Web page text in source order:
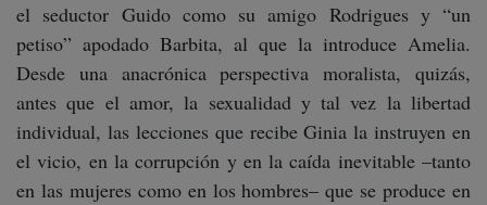
el seductor Guido como su amigo Rodrigues y “un
petiso” apodado Barbita, al que la introduce Amelia.
Desde una anacrónica perspectiva moralista, quizás,
antes que el amor, la sexualidad y tal vez la libertad
individual, las lecciones que recibe Ginia la instruyen en
el vicio, en la corrupción y en la caída inevitable –tanto
en las mujeres como en los hombres– que se produce en